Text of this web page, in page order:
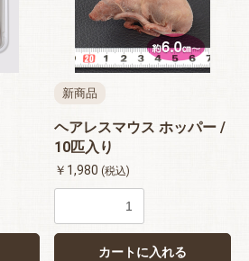
新商品
ヘアレスマウス ホッパー /
10匹入り
￥1,980 (税込)
カートに入れる